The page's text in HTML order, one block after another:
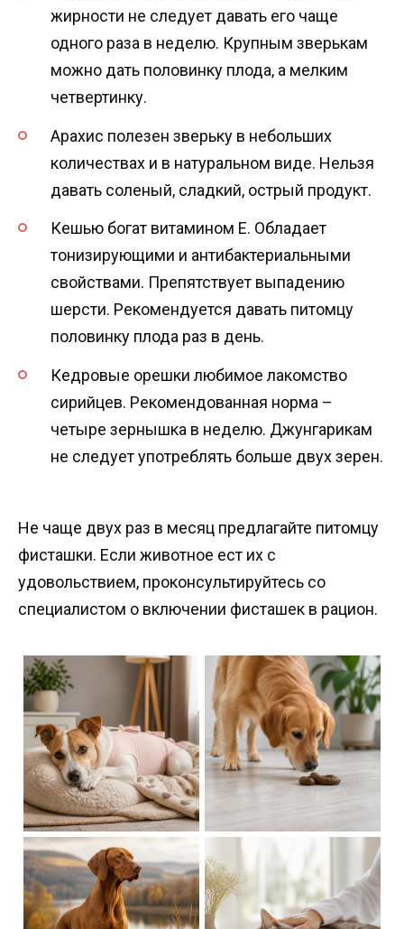
жирности не следует давать его чаще
одного раза в неделю. Крупным зверькам
можно дать половинку плода, а мелким
четвертинку.
Арахис полезен зверьку в небольших
количествах и в натуральном виде. Нельзя
давать соленый, сладкий, острый продукт.
Кешью богат витамином E. Обладает
тонизирующими и антибактериальными
свойствами. Препятствует выпадению
шерсти. Рекомендуется давать питомцу
половинку плода раз в день.
Кедровые орешки любимое лакомство
сирийцев. Рекомендованная норма –
четыре зернышка в неделю. Джунгарикам
не следует употреблять больше двух зерен.
Не чаще двух раз в месяц предлагайте питомцу
фисташки. Если животное ест их с
удовольствием, проконсультируйтесь со
специалистом о включении фисташек в рацион.